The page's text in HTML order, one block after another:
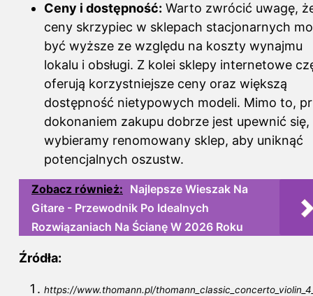
Ceny i dostępność: Warto zwrócić uwagę,
ceny skrzypiec w sklepach stacjonarnych
być wyższe ze względu na koszty wynajmu
lokalu i obsługi. Z kolei sklepy internetowe
oferują korzystniejsze ceny oraz większą
dostępność nietypowych modeli. Mimo to,
dokonaniem zakupu dobrze jest upewnić się,
wybieramy renomowany sklep, aby uniknąć
potencjalnych oszustw.
Zobacz również: Najlepsze Wieszak Na
Gitare - Przewodnik Po Idealnych
Rozwiązaniach Na Ścianę W 2026 Roku
Źródła:
https://www.thomann.pl/